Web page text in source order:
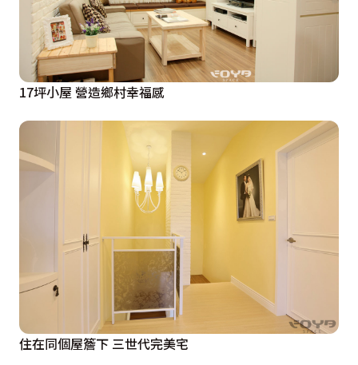
17坪小屋 營造鄉村幸福感
住在同個屋簷下 三世代完美宅